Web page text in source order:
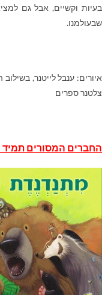
בעיות וקשיים, אבל גם
שבעולמנו.
איורים: ענבל לייטנר,
צלטנר ספרים
החברים המסורים תמיד